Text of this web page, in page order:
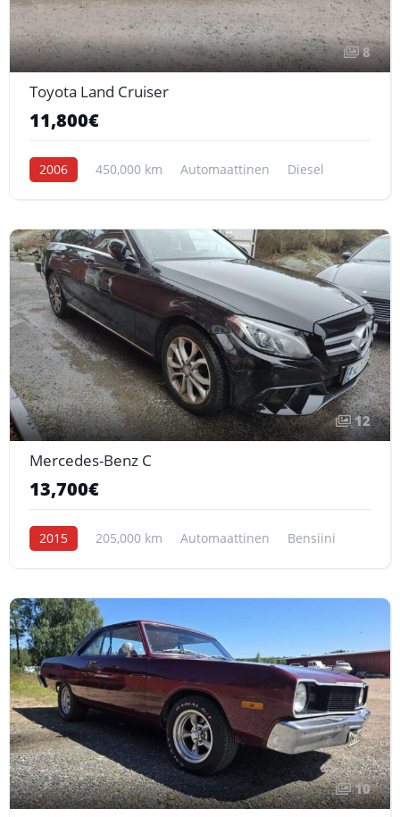
8
Toyota Land Cruiser
11,800€
2006 450,000 km Automaattinen Diesel
12
Mercedes-Benz C
13,700€
2015 205,000 km Automaattinen Bensiini
10